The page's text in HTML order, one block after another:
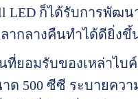
LED ก็ได้รับการพัฒ
ากลางคืนทำได้ดียิ่งขึ้
ยอมรับของเหล่าไบ
ด 500 ซีซี ระบายค